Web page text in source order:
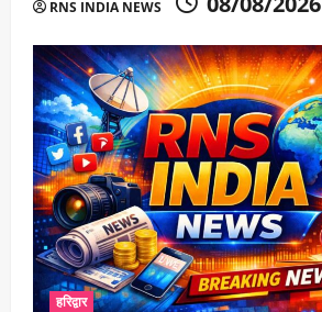
RNS INDIA NEWS
हरिद्वार